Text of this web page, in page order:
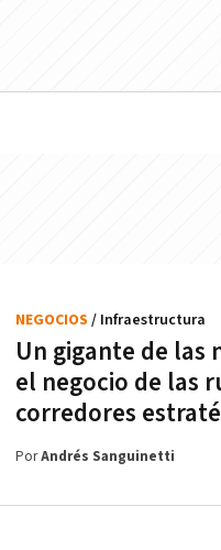
Un gigante de las
el negocio de las
corredores
NEGOCIOS / Infraestructura
PorAndrés Sanguinetti